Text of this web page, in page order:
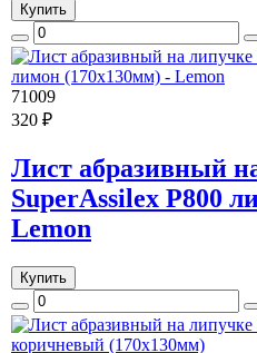
Купить
71009
320 ₽
Лист абразивный
SuperAssilex P800
Lemon
Купить